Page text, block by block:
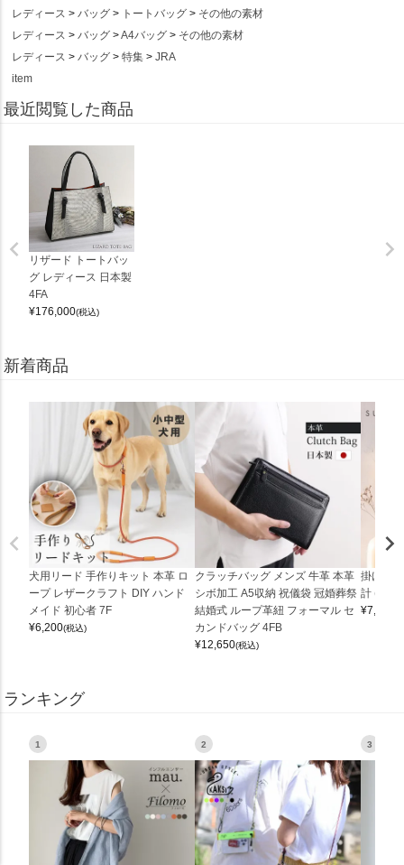
レディース バッグ トートバッグ
その他の素材
レディース
バッグ A4バッグ
その他の素材
レディース
バッグ 特集
JRA
item
最近閲覧した商品
リザード トートバッ
グ レディース 日本製
4FA
¥176,000(税込)
新着商品
犬用リード 手作りキット 本革 ロ
ープ レザークラフト DIY ハンド
メイド 初心者 7F
¥6,200(税込)
クラッチバッグ メンズ 牛革 本革
シボ加工 A5収納 祝儀袋 冠婚葬祭
結婚式 ループ革紐 フォーマル セ
カンドバッグ 4FB
¥12,650(税込)
掛け時
計
¥7,150
ランキング
1 2 3